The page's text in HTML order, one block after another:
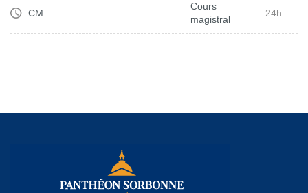
CM
Cours
magistral
24h